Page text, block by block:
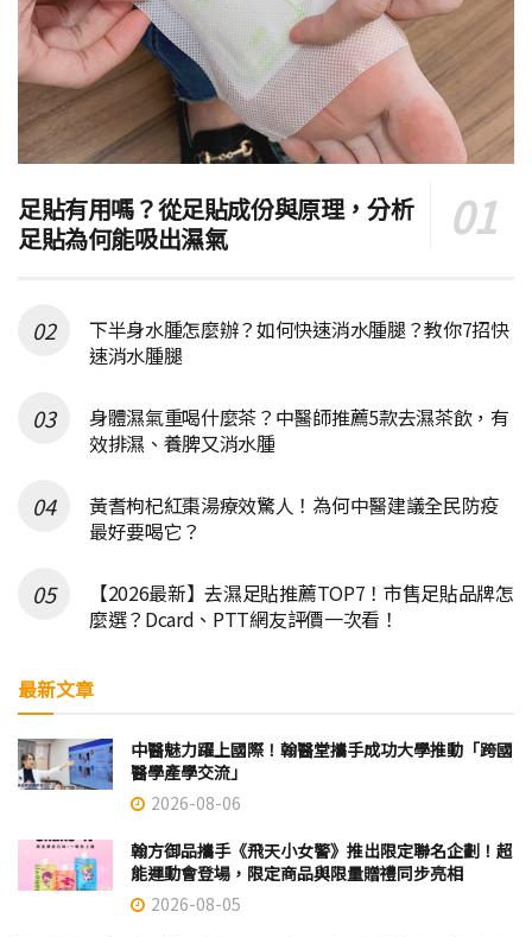
足貼有用嗎？從足貼成份與原理，分析
足貼為何能吸出濕氣
下半身水腫怎麼辦？如何快速消水腫腿？教你7招快
速消水腫腿
身體濕氣重喝什麼茶？中醫師推薦5款去濕茶飲，有
效排濕、養脾又消水腫
黃耆枸杞紅棗湯療效驚人！為何中醫建議全民防疫
最好要喝它？
【2026最新】去濕足貼推薦TOP7！市售足貼品牌怎
麼選？Dcard、PTT網友評價一次看！
最新文章
中醫魅力躍上國際！翰醫堂攜手成功大學推動「跨國
醫學產學交流」
2026-08-06
翰方御品攜手《飛天小女警》推出限定聯名企劃！超
能運動會登場，限定商品與限量贈禮同步亮相
2026-08-05